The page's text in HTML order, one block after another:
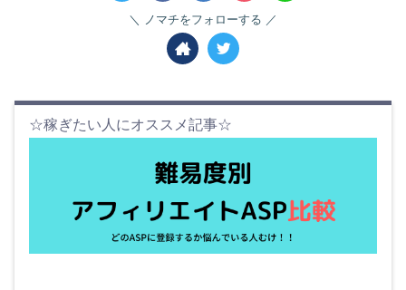
ノマチをフォローする
☆稼ぎたい人にオススメ記事☆